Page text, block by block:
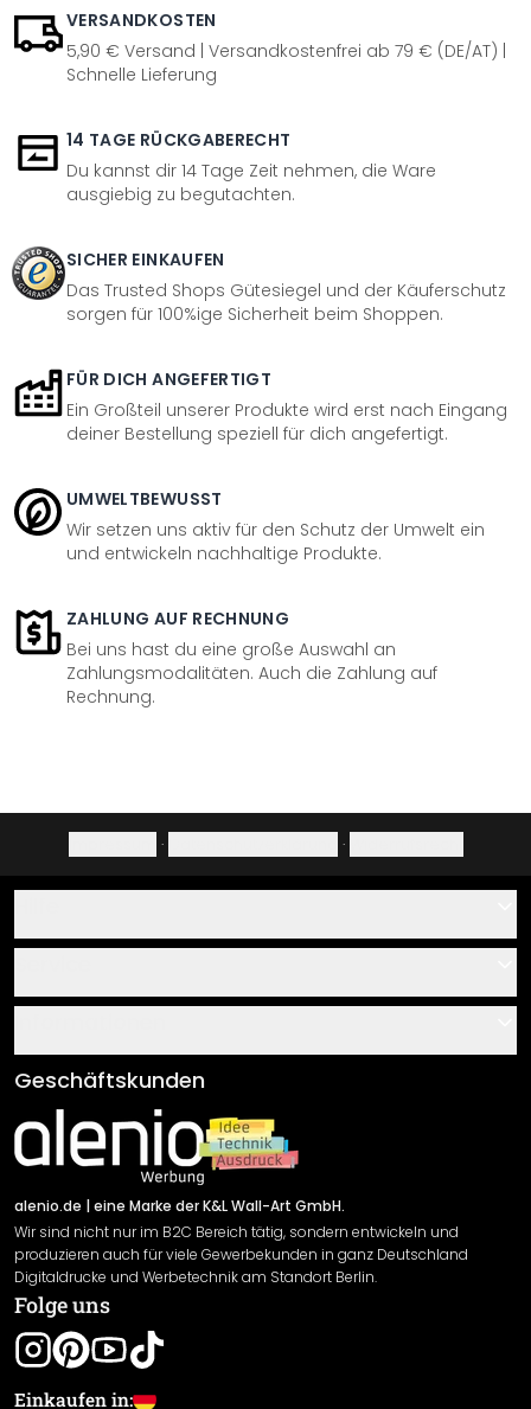
VERSANDKOSTEN
5,90 € Versand | Versandkostenfrei ab 79 € (DE/AT) |
Schnelle Lieferung
14 TAGE RÜCKGABERECHT
Du kannst dir 14 Tage Zeit nehmen, die Ware
ausgiebig zu begutachten.
SICHER EINKAUFEN
Das Trusted Shops Gütesiegel und der Käuferschutz
sorgen für 100%ige Sicherheit beim Shoppen.
FÜR DICH ANGEFERTIGT
Ein Großteil unserer Produkte wird erst nach Eingang
deiner Bestellung speziell für dich angefertigt.
UMWELTBEWUSST
Wir setzen uns aktiv für den Schutz der Umwelt ein
und entwickeln nachhaltige Produkte.
ZAHLUNG AUF RECHNUNG
Bei uns hast du eine große Auswahl an
Zahlungsmodalitäten. Auch die Zahlung auf
Rechnung.
· ·
Über uns
Klebe- und Montageanleitungen
Newsletter An-/Abmeldung
Sendungsverfolgung
AGB
Impressum
Versand & Zahlung
Rücksendung
Widerrufsrecht
Datenschutzerklärung
Gewährleistung
Leistungserklärung / CE-Zeichen
Cookie Einstellungen
Geschäftskunden
alenio.de | eine Marke der K&L Wall-Art GmbH.
Wir sind nicht nur im B2C Bereich tätig, sondern entwickeln und
produzieren auch für viele Gewerbekunden in ganz Deutschland
Digitaldrucke und Werbetechnik am Standort Berlin.
Folge uns
Einkaufen in: